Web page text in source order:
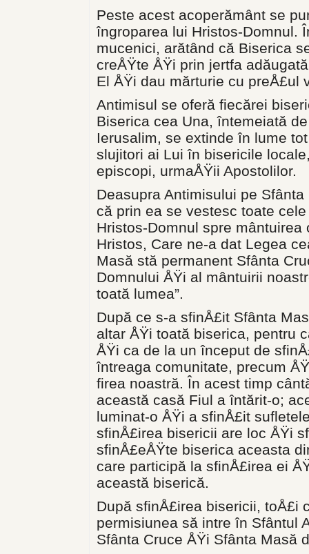
Peste acest acoperământ se
îngroparea lui Hristos-Domnul.
mucenici, arătând că Biserica
creÅŸte ÅŸi prin jertfa
El ÅŸi dau mărturie cu preÅ£ul
Antimisul se oferă fiecărei
Biserica cea Una, întemeiată
Ierusalim, se extinde în lume
slujitori ai Lui în bisericile
episcopi, urmaÅŸii Apostolilor.
Deasupra Antimisului pe
că prin ea se vestesc toate
Hristos-Domnul spre
Hristos, Care ne-a dat Legea
Masă stă permanent Sfânta
Domnului ÅŸi al mântuirii
toată lumea”.
După ce s-a sfinÅ£it Sfânta
altar ÅŸi toată biserica, pentru
ÅŸi ca de la un început de
întreaga comunitate, precum
firea noastră. În acest timp
această casă Fiul a întărit-o;
luminat-o ÅŸi a sfinÅ£it
sfinÅ£irea bisericii are loc ÅŸi
sfinÅ£eÅŸte biserica aceasta
care participă la sfinÅ£irea ei
această biserică.
După sfinÅ£irea bisericii, toÅ£i
permisiunea să intre în Sfântul
Sfânta Cruce ÅŸi Sfânta Masă